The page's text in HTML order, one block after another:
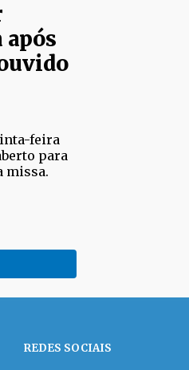
feira
para
missa.
REDES SOCIAIS